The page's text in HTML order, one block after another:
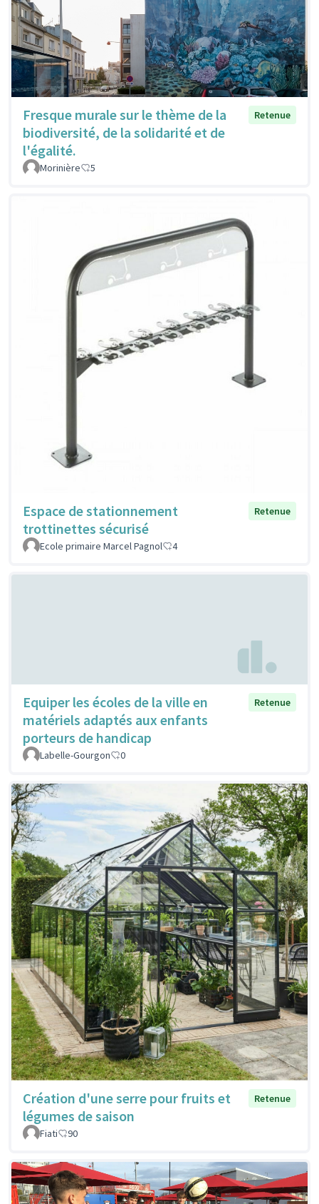
Fresque murale sur le thème de la
biodiversité, de la solidarité et de
l'égalité.
Retenue
Morinière 5
Espace de stationnement
trottinettes sécurisé
Retenue
Ecole primaire Marcel Pagnol 4
Equiper les écoles de la ville en
matériels adaptés aux enfants
porteurs de handicap
Retenue
Labelle-Gourgon 0
Création d'une serre pour fruits et
légumes de saison
Retenue
Fiati 90